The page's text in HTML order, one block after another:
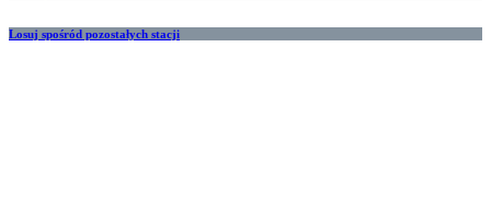
Losuj spośród pozostałych stacji